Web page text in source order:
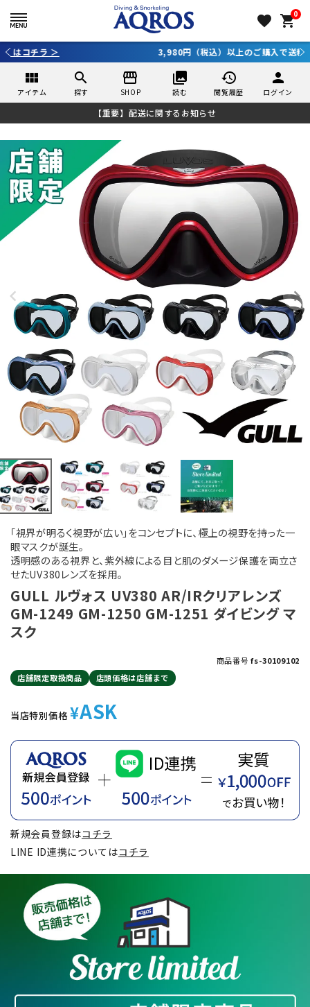
favorite 0
shopping_cart
3,980円（税込）以上のご購入で送料無料！
view_module
アイテム
search
探す
storefront
SHOP
collections
読む
history
閲覧履歴
person
ログイン
【重要】配送に関するお知らせ
「視界が明るく視野が広い」をコンセプトに、極上の視野を持った一
眼マスクが誕生。
透明感のある視界と、紫外線による目と肌のダメージ保護を両立さ
せたUV380レンズを採用。
GULL ルヴォス UV380 AR/IRクリアレンズ
GM-1249 GM-1250 GM-1251 ダイビング マ
スク
商品番号 fs-30109102
店舗限定取扱商品
店頭価格は店舗まで
当店特別価格 ¥ASK
新規会員登録はコチラ
LINE ID連携についてはコチラ